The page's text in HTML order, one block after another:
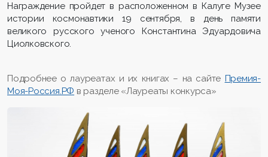
Награждение пройдет в расположенном в Калуге Музее
истории космонавтики 19 сентября, в день памяти
великого русского ученого Константина Эдуардовича
Циолковского.
Подробнее о лауреатах и их книгах – на сайте Премия-
Моя-Россия.РФ в разделе «Лауреаты конкурса»